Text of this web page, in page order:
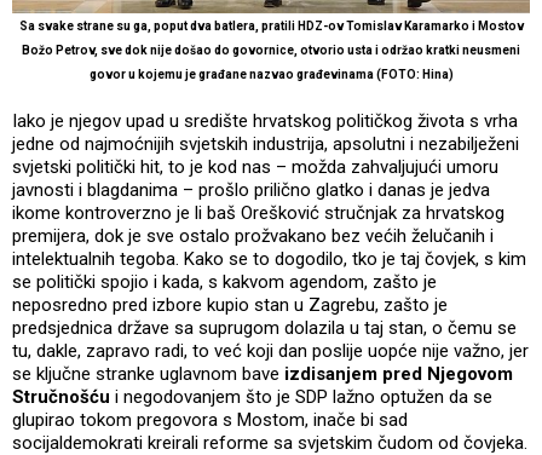
Sa svake strane su ga, poput dva batlera, pratili HDZ-ov Tomislav Karamarko i Mostov
Božo Petrov, sve dok nije došao do govornice, otvorio usta i održao kratki neusmeni
govor u kojemu je građane nazvao građevinama (FOTO: Hina)
Iako je njegov upad u središte hrvatskog političkog života s vrha
jedne od najmoćnijih svjetskih industrija, apsolutni i nezabilježeni
svjetski politički hit, to je kod nas – možda zahvaljujući umoru
javnosti i blagdanima – prošlo prilično glatko i danas je jedva
ikome kontroverzno je li baš Orešković stručnjak za hrvatskog
premijera, dok je sve ostalo prožvakano bez većih želučanih i
intelektualnih tegoba. Kako se to dogodilo, tko je taj čovjek, s kim
se politički spojio i kada, s kakvom agendom, zašto je
neposredno pred izbore kupio stan u Zagrebu, zašto je
predsjednica države sa suprugom dolazila u taj stan, o čemu se
tu, dakle, zapravo radi, to već koji dan poslije uopće nije važno, jer
se ključne stranke uglavnom bave izdisanjem pred Njegovom
Stručnošću i negodovanjem što je SDP lažno optužen da se
glupirao tokom pregovora s Mostom, inače bi sad
socijaldemokrati kreirali reforme sa svjetskim čudom od čovjeka.